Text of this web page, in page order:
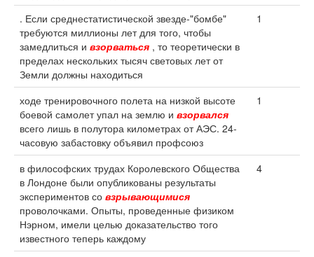
. Если среднестатистической звезде-"бомбе"
требуются миллионы лет для того, чтобы
замедлиться и взорваться , то теоретически в
пределах нескольких тысяч световых лет от
Земли должны находиться
1
ходе тренировочного полета на низкой высоте
боевой самолет упал на землю и взорвался
всего лишь в полутора километрах от АЭС. 24-
часовую забастовку объявил профсоюз
1
в философских трудах Королевского Общества
в Лондоне были опубликованы результаты
экспериментов со взрывающимися
проволочками. Опыты, проведенные физиком
Нэрном, имели целью доказательство того
известного теперь каждому
4